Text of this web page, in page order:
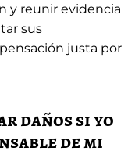
y reunir evidencia
sus
justa por
daños si yo
de mi